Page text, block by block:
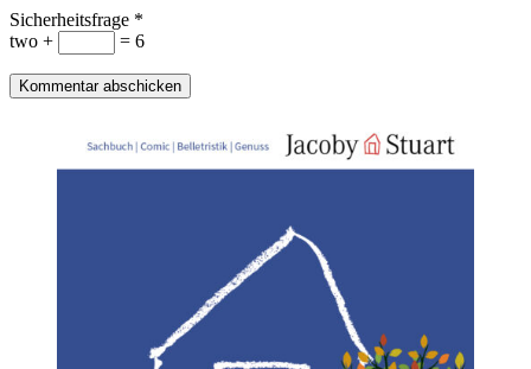
Sicherheitsfrage *
two +
= 6